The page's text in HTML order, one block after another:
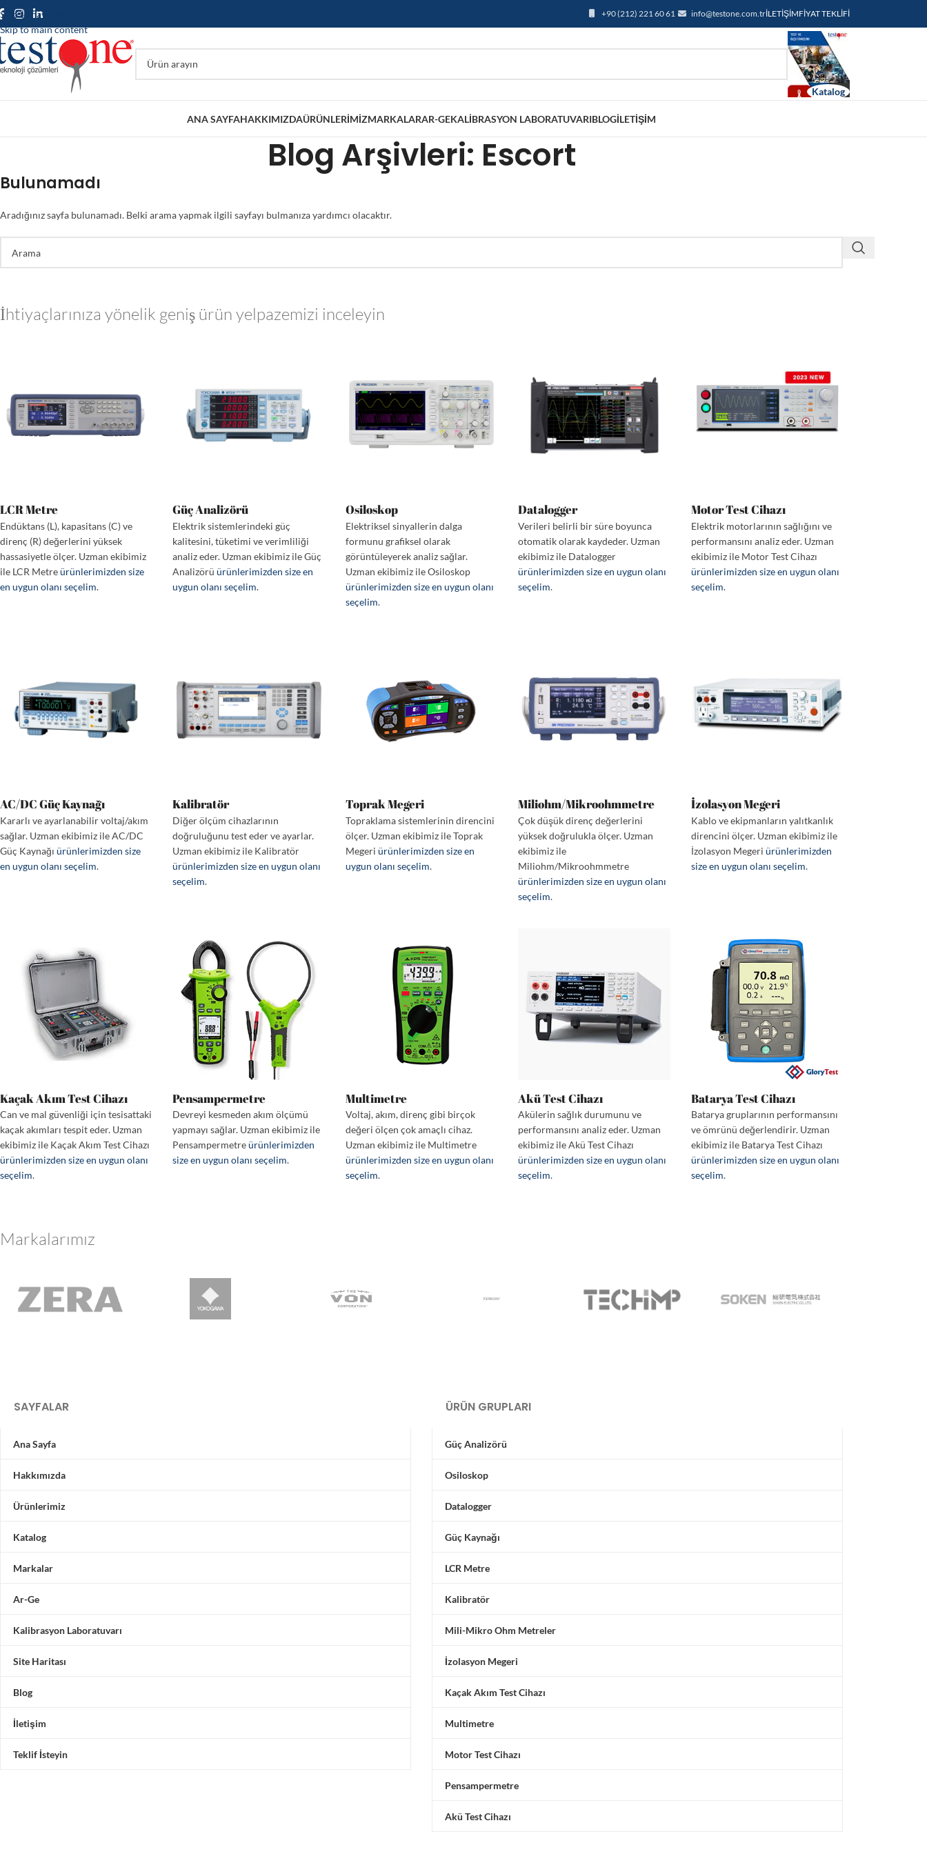
Skip to navigation
Skip to main content
+90 (212) 221 60 61 info@testone.com.trİLETIŞIMFIYAT TEKLIFI
ANA SAYFAHAKKIMIZDAÜRÜNLERIMIZMARKALARAR-GEKALIBRASYON LABORATUVARIBLOGİLETIŞIM
Blog Arşivleri: Escort
Bulunamadı
Aradığınız sayfa bulunamadı. Belki arama yapmak ilgili sayfayı bulmanıza yardımcı olacaktır.
İhtiyaçlarınıza yönelik geniş ürün yelpazemizi inceleyin
LCR Metre
Endüktans (L), kapasitans (C) ve
direnç (R) değerlerini yüksek
hassasiyetle ölçer. Uzman ekibimiz
ile LCR Metreürünlerimizden size
en uygun olanı seçelim.
Güç Analizörü
Elektrik sistemlerindeki güç
kalitesini, tüketimi ve verimliliği
analiz eder. Uzman ekibimiz ile Güç
Analizörüürünlerimizden size en
uygun olanı seçelim.
Osiloskop
Elektriksel sinyallerin dalga
formunu grafiksel olarak
görüntüleyerek analiz sağlar.
Uzman ekibimiz ile Osiloskop
ürünlerimizden size en uygun olanı
seçelim.
Datalogger
Verileri belirli bir süre boyunca
otomatik olarak kaydeder. Uzman
ekibimiz ile Datalogger
ürünlerimizden size en uygun olanı
seçelim.
Motor Test Cihazı
Elektrik motorlarının sağlığını ve
performansını analiz eder. Uzman
ekibimiz ile Motor Test Cihazı
ürünlerimizden size en uygun olanı
seçelim.
AC/DC Güç Kaynağı
Kararlı ve ayarlanabilir voltaj/akım
sağlar. Uzman ekibimiz ile AC/DC
Güç Kaynağı ürünlerimizden size
en uygun olanı seçelim.
Kalibratör
Diğer ölçüm cihazlarının
doğruluğunu test eder ve ayarlar.
Uzman ekibimiz ile Kalibratör
ürünlerimizden size en uygun olanı
seçelim.
Toprak Megeri
Topraklama sistemlerinin direncini
ölçer. Uzman ekibimiz ile Toprak
Megeri ürünlerimizden size en
uygun olanı seçelim.
Miliohm/Mikroohmmetre
Çok düşük direnç değerlerini
yüksek doğrulukla ölçer. Uzman
ekibimiz ile
Miliohm/Mikroohmmetre
ürünlerimizden size en uygun olanı
seçelim.
İzolasyon Megeri
Kablo ve ekipmanların yalıtkanlık
direncini ölçer. Uzman ekibimiz ile
İzolasyon Megeri ürünlerimizden
size en uygun olanı seçelim.
Kaçak Akım Test Cihazı
Can ve mal güvenliği için tesisattaki
kaçak akımları tespit eder. Uzman
ekibimiz ile Kaçak Akım Test Cihazı
ürünlerimizden size en uygun olanı
seçelim.
Pensampermetre
Devreyi kesmeden akım ölçümü
yapmayı sağlar. Uzman ekibimiz ile
Pensampermetreürünlerimizden
size en uygun olanı seçelim.
Multimetre
Voltaj, akım, direnç gibi birçok
değeri ölçen çok amaçlı cihaz.
Uzman ekibimiz ile Multimetre
ürünlerimizden size en uygun olanı
seçelim.
Akü Test Cihazı
Akülerin sağlık durumunu ve
performansını analiz eder. Uzman
ekibimiz ile Akü Test Cihazı
ürünlerimizden size en uygun olanı
seçelim.
Batarya Test Cihazı
Batarya gruplarının performansını
ve ömrünü değerlendirir. Uzman
ekibimiz ile Batarya Test Cihazı
ürünlerimizden size en uygun olanı
seçelim.
Markalarımız
SAYFALAR
Ana Sayfa
Hakkımızda
Ürünlerimiz
Katalog
Markalar
Ar-Ge
Kalibrasyon Laboratuvarı
Site Haritası
Blog
İletişim
Teklif İsteyin
ÜRÜN GRUPLARI
Güç Analizörü
Osiloskop
Datalogger
Güç Kaynağı
LCR Metre
Kalibratör
Mili-Mikro Ohm Metreler
İzolasyon Megeri
Kaçak Akım Test Cihazı
Multimetre
Motor Test Cihazı
Pensampermetre
Akü Test Cihazı